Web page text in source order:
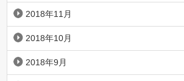
2018年11月
2018年10月
2018年9月